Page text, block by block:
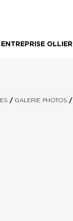
ENTREPRISE OLLIER
/ GALERIE PHOTOS /